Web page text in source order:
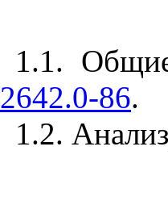
1.1.
2642.0-86.
1.2.